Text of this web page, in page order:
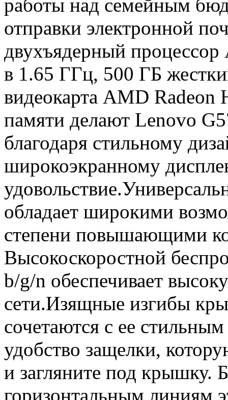
работы над семейным
отправки электронной
двухъядерный процессор
в 1.65 ГГц, 500 ГБ
видеокарта AMD
памяти делают Lenovo
благодаря стильному
широкоэкранному
обладает широкими
степени повышающими
Высокоскоростной
b/g/n обеспечивает
сети.Изящные изгибы
сочетаются с ее
удобство защелки,
и загляните под крышку.
горизонтальным линиям